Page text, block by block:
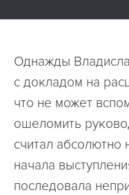
Однажды
с докладом на
что не может
ошеломить
считал
начала
последовала